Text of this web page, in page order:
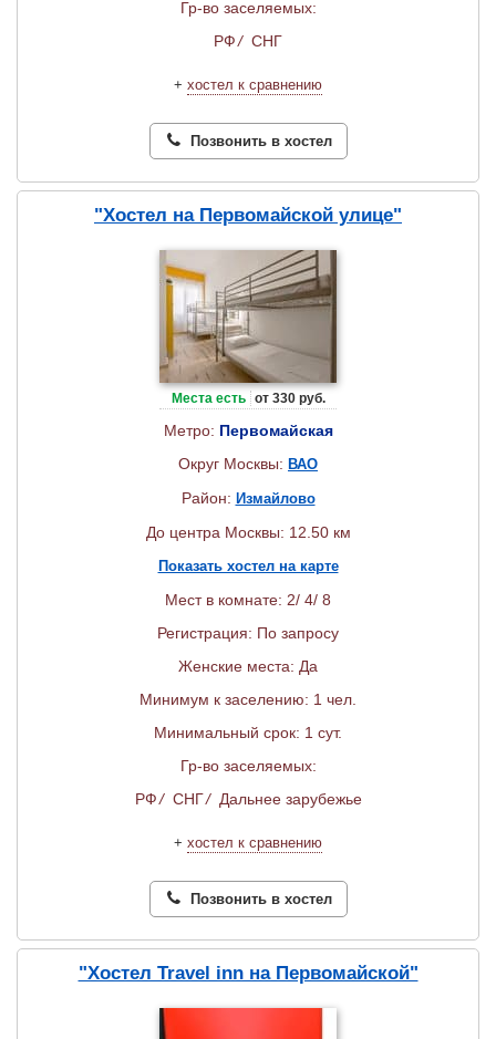
Гр-во заселяемых:
РФ/ СНГ
+ хостел к сравнению
Позвонить в хостел
"Хостел на Первомайской улице"
Места есть от 330 руб.
Метро: Первомайская
Округ Москвы: ВАО
Район: Измайлово
До центра Москвы: 12.50 км
Показать хостел на карте
Мест в комнате: 2/ 4/ 8
Регистрация: По запросу
Женские места: Да
Минимум к заселению: 1 чел.
Минимальный срок: 1 сут.
Гр-во заселяемых:
РФ/ СНГ/ Дальнее зарубежье
+ хостел к сравнению
Позвонить в хостел
"Хостел Travel inn на Первомайской"